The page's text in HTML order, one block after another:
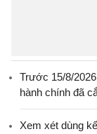
Trước 15/8/
hành chính đã
Xem xét dùng